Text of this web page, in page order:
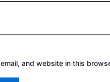
and website in this